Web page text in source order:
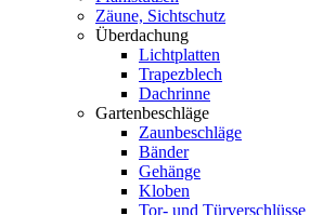
Zäune, Sichtschutz
Überdachung
Lichtplatten
Trapezblech
Dachrinne
Gartenbeschläge
Zaunbeschläge
Bänder
Gehänge
Kloben
Tor- und Türverschlüsse